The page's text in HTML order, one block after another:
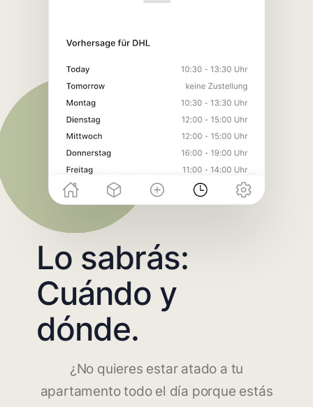
Lo sabrás:
Cuándo y
dónde.
¿No quieres estar atado a tu
apartamento todo el día porque estás